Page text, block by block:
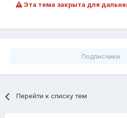
Эта тема закрыта для
Подписчики
Перейти к списку тем